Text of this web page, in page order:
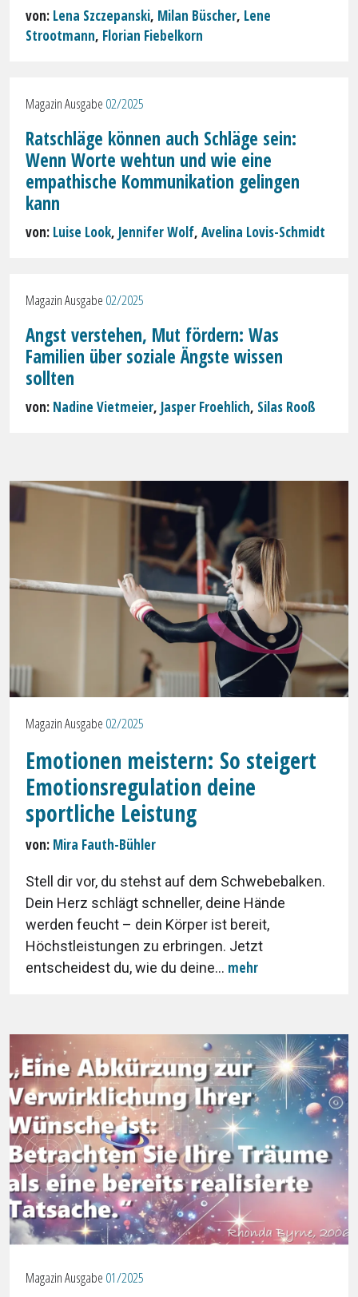
von: Lena Szczepanski, Milan Büscher, Lene
Strootmann, Florian Fiebelkorn
Magazin Ausgabe 02/2025
Ratschläge können auch Schläge sein:
Wenn Worte wehtun und wie eine
empathische Kommunikation gelingen
kann
von: Luise Look, Jennifer Wolf, Avelina Lovis-Schmidt
Magazin Ausgabe 02/2025
Angst verstehen, Mut fördern: Was
Familien über soziale Ängste wissen
sollten
von: Nadine Vietmeier, Jasper Froehlich, Silas Rooß
Magazin Ausgabe 02/2025
Emotionen meistern: So steigert
Emotionsregulation deine
sportliche Leistung
von: Mira Fauth-Bühler
Stell dir vor, du stehst auf dem Schwebebalken.
Dein Herz schlägt schneller, deine Hände
werden feucht – dein Körper ist bereit,
Höchstleistungen zu erbringen. Jetzt
entscheidest du, wie du deine... mehr
Magazin Ausgabe 01/2025